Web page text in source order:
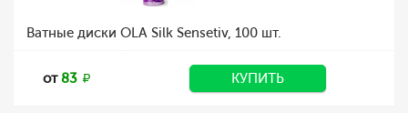
Ватные диски OLA Silk Sensetiv, 100 шт.
от83 КУПИТЬ